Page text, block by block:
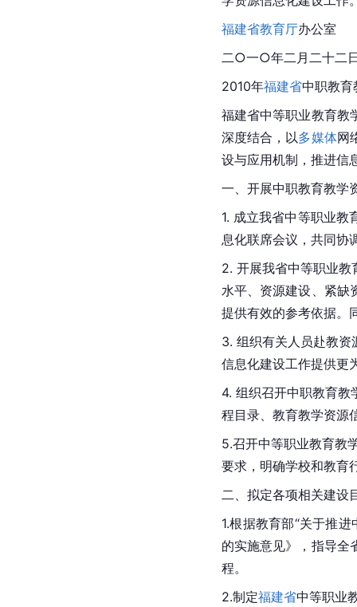
福建省教育厅办公室
二○一○年二月二十二
2010年福建省中职教育
福建省中等职业教育教
深度结合，以多媒体网
设与应用机制，推进信
一、开展中职教育教学
1. 成立我省中等职业教
息化联席会议，共同协
2. 开展我省中等职业
水平、资源建设、紧缺
提供有效的参考依据。
3. 组织有关人员赴教
信息化建设工作提供更
4. 组织召开中职教育教
程目录、教育教学资源
5.召开中等职业教育教
要求，明确学校和教育
二、拟定各项相关建设
1.根据教育部“关于推
的实施意见》，指导全
程。
2.制定福建省中等职业